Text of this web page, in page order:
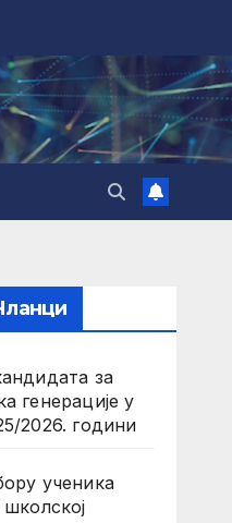
за
генерације у
2026. години
ученика
школској